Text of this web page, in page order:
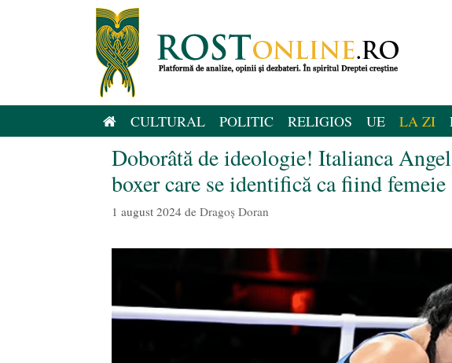
CULTURAL POLITIC RELIGIOS UE LA ZI
Doborâtă de ideologie! Italianca
boxer care se identifică ca fiind femeie
1 august 2024 de Dragoș Doran